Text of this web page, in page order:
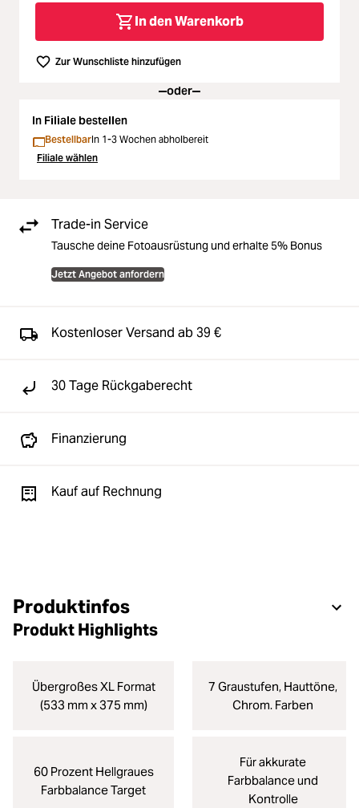
In den Warenkorb
Zur Wunschliste hinzufügen
oder
In Filiale bestellen
BestellbarIn 1-3 Wochen abholbereit
Filiale wählen
Trade-in Service
Tausche deine Fotoausrüstung und erhalte 5% Bonus
Jetzt Angebot anfordern
Kostenloser Versand ab 39 €
30 Tage Rückgaberecht
Finanzierung
Kauf auf Rechnung
Produktinfos
Produkt Highlights
Übergroßes XL Format
(533 mm x 375 mm)
7 Graustufen, Hauttöne,
Chrom. Farben
60 Prozent Hellgraues
Farbbalance Target
Für akkurate
Farbbalance und
Kontrolle